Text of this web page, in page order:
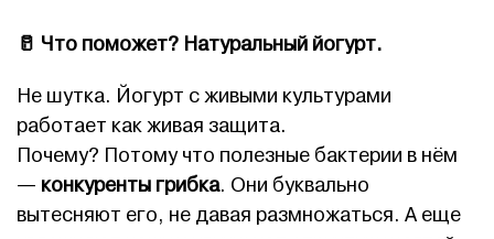
🥛 Что поможет? Натуральный йогурт.
Не шутка. Йогурт с живыми культурами
работает как живая защита.
Почему? Потому что полезные бактерии в нём
— конкуренты грибка. Они буквально
вытесняют его, не давая размножаться. А еще